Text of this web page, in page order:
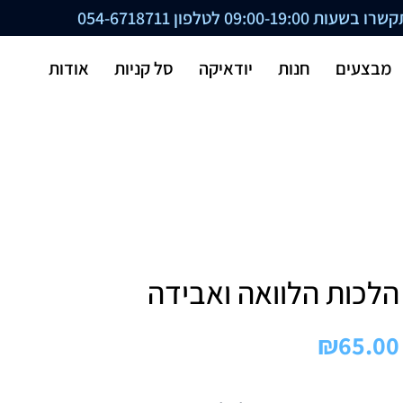
09:00-19:00 לטלפון 054-6718711
מבצעים חנות יודאיקה סל קניות אודות
הלכות הלוואה ואבידה
₪65.00